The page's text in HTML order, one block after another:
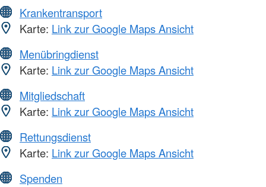
Krankentransport
Karte: Link zur Google Maps Ansicht
Menübringdienst
Karte: Link zur Google Maps Ansicht
Mitgliedschaft
Karte: Link zur Google Maps Ansicht
Rettungsdienst
Karte: Link zur Google Maps Ansicht
Spenden